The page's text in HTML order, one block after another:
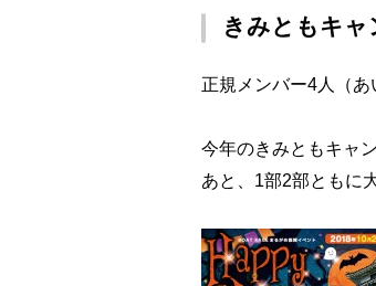
きみともキ
正規メンバー4人（あ
今年のきみともキャ
あと、1部2部ともに